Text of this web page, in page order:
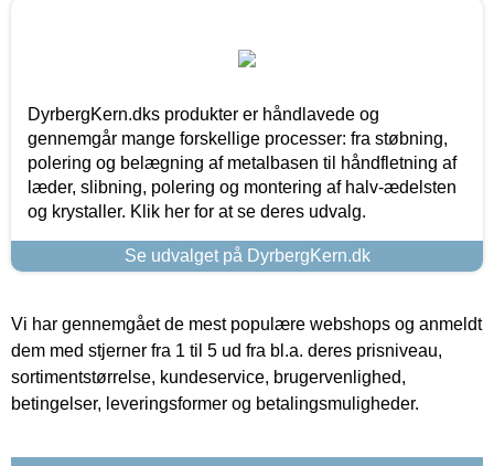
DyrbergKern.dks produkter er håndlavede og
gennemgår mange forskellige processer: fra støbning,
polering og belægning af metalbasen til håndfletning af
læder, slibning, polering og montering af halv-ædelsten
og krystaller. Klik her for at se deres udvalg.
Se udvalget på DyrbergKern.dk
Vi har gennemgået de mest populære webshops og anmeldt
dem med stjerner fra 1 til 5 ud fra bl.a. deres prisniveau,
sortimentstørrelse, kundeservice, brugervenlighed,
betingelser, leveringsformer og betalingsmuligheder.